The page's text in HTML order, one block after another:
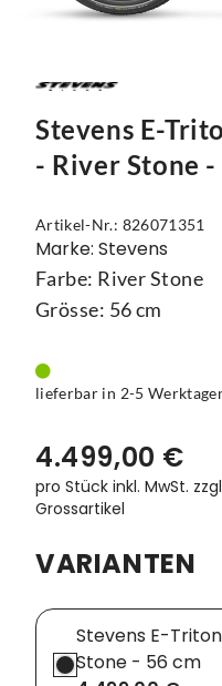
Mützen
Schuhe
Streetwear
Trikots
Unterwäsche
Westen
Touring
Kettenblätter
Lenker
Pedale
Sättel
Schaltung
Ständer
Steuersätze
Flaschen
Kettenschutz
Klingeln & Hupen
Pumpen
Schlösser
Schutzbleche
Single Speed
Taschen
Stevens E-
- River Stone -
Artikel-Nr.: 826071351
Marke: Stevens
Farbe: River Stone
Grösse: 56 cm
lieferbar in 2-5
4.499,00 €
pro Stück inkl. MwSt.
Grossartikel
VARIANTEN
Stevens E-
Stone - 56 cm